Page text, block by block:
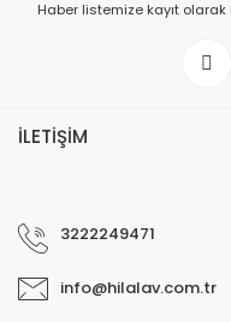
Haber listemize kayıt
İLETİŞİM
3222249471
info@hilalav.com.tr